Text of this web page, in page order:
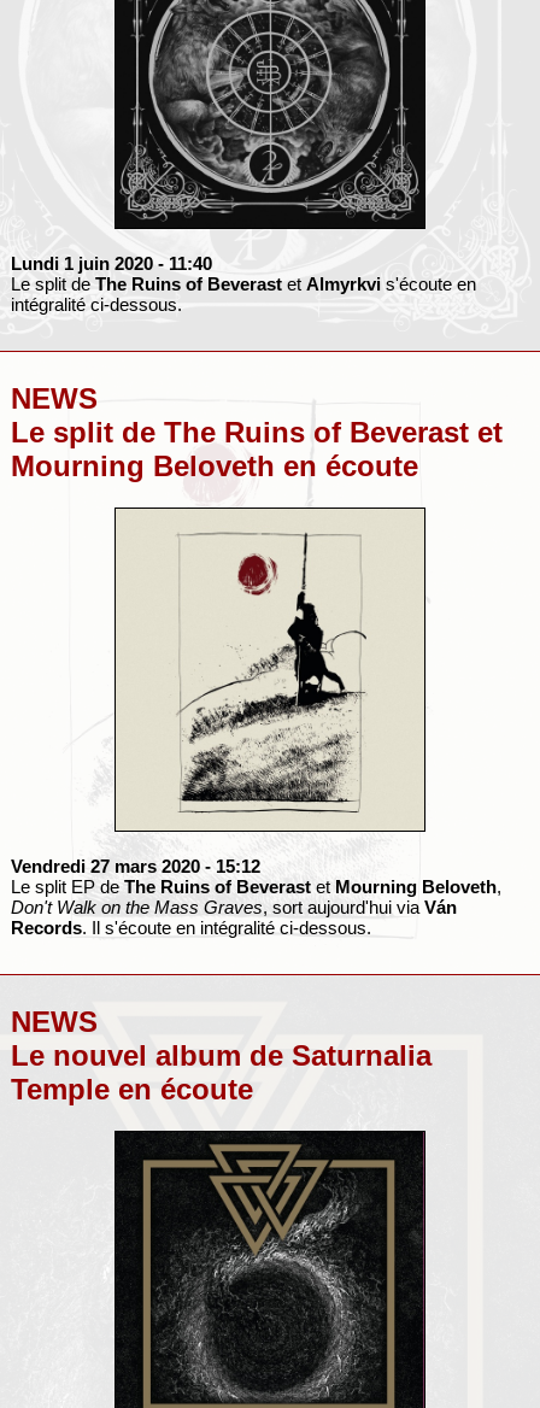
Lundi 1 juin 2020 - 11:40
Le split de The Ruins of BeverastetAlmyrkvis'écoute en
intégralité ci-dessous.
NEWS
Le split de The Ruins of Beverast et
Mourning Beloveth en écoute
Vendredi 27 mars 2020 - 15:12
Le split EP de The Ruins of Beverastet Mourning Beloveth,
Don't Walk on the Mass Graves, sort aujourd'hui via Ván
Records. Il s'écoute en intégralité ci-dessous.
NEWS
Le nouvel album de Saturnalia
Temple en écoute